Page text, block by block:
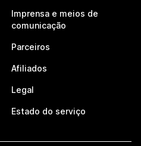
Imprensa e meios de
comunicação
Parceiros
Afiliados
Legal
Estado do serviço